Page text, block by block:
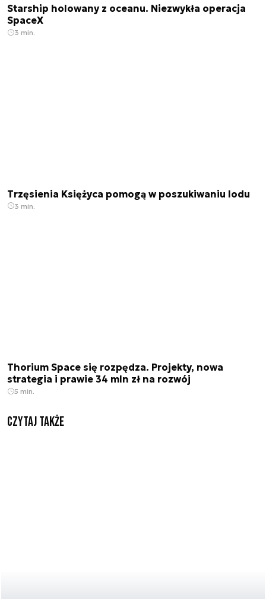
Starship holowany z oceanu. Niezwykła operacja
SpaceX
3 min.
Trzęsienia Księżyca pomogą w poszukiwaniu lodu
3 min.
Thorium Space się rozpędza. Projekty, nowa
strategia i prawie 34 mln zł na rozwój
5 min.
Czytaj także